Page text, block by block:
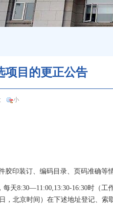
项目的更正公告
小
印装订、编码目录、页码准确等
天8:30—11:00,13:30-16:30时（
，北京时间）在下述地址登记、